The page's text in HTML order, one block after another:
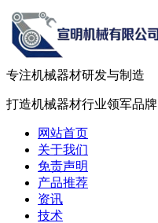
专注机械器材研发与制造
打造机械器材行业领军品牌
网站首页
关于我们
免责声明
产品推荐
资讯
技术